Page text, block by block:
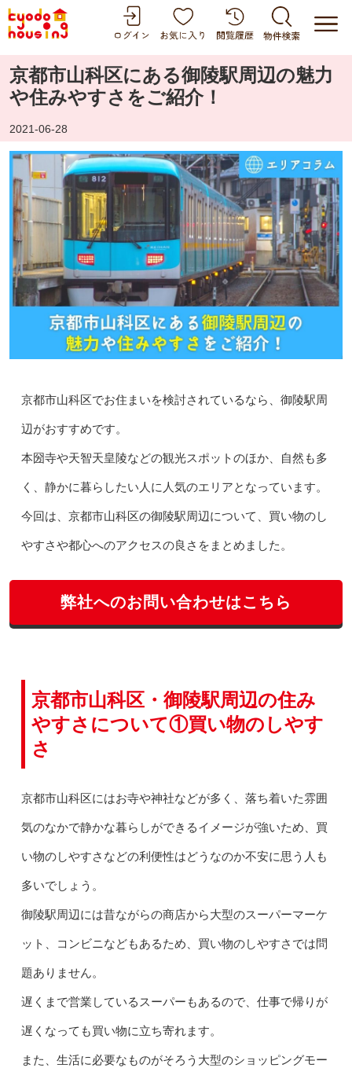
京都市山科区にある御陵駅周辺の魅力
や住みやすさをご紹介！
2021-06-28
京都市山科区でお住まいを検討されているなら、御陵駅周
辺がおすすめです。
本圀寺や天智天皇陵などの観光スポットのほか、自然も多
く、静かに暮らしたい人に人気のエリアとなっています。
今回は、京都市山科区の御陵駅周辺について、買い物のし
やすさや都心へのアクセスの良さをまとめました。
弊社へのお問い合わせはこちら
京都市山科区・御陵駅周辺の住み
やすさについて①買い物のしやす
さ
京都市山科区にはお寺や神社などが多く、落ち着いた雰囲
気のなかで静かな暮らしができるイメージが強いため、買
い物のしやすさなどの利便性はどうなのか不安に思う人も
多いでしょう。
御陵駅周辺には昔ながらの商店から大型のスーパーマーケ
ット、コンビニなどもあるため、買い物のしやすさでは問
題ありません。
遅くまで営業しているスーパーもあるので、仕事で帰りが
遅くなっても買い物に立ち寄れます。
また、生活に必要なものがそろう大型のショッピングモー